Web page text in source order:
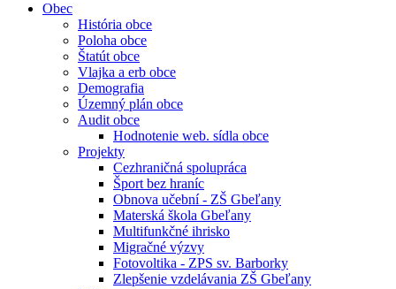
Obec
História obce
Poloha obce
Štatút obce
Vlajka a erb obce
Demografia
Územný plán obce
Audit obce
Hodnotenie web. sídla obce
Projekty
Cezhraničná spolupráca
Šport bez hraníc
Obnova učební - ZŠ Gbeľany
Materská škola Gbeľany
Multifunkčné ihrisko
Migračné výzvy
Fotovoltika - ZPS sv. Barborky
Zlepšenie vzdelávania ZŠ Gbeľany